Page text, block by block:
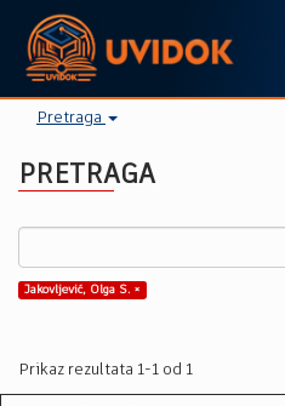
Pretraga
PRETRAGA
Jakovljević, Olga S. ×
Prikaz rezultata 1-1 od 1